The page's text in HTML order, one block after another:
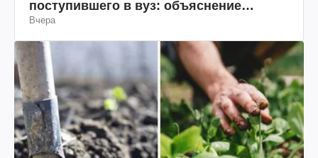
поступившего в вуз: объяснение
юриста
Вчера